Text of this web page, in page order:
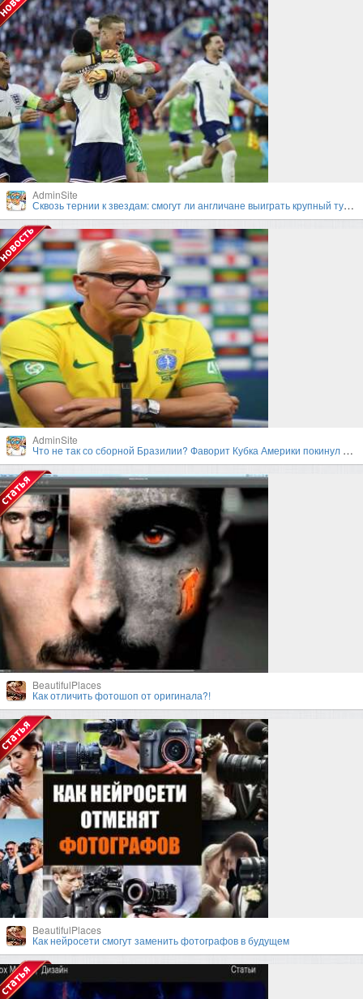
AdminSite
Сквозь тернии к звездам: смогут ли англичане выиграть крупный турнир под руководством Гарета Саутгейта?
AdminSite
Что не так со сборной Бразилии? Фаворит Кубка Америки покинул турнир в первом раунде плей-офф
BeautifulPlaces
Как отличить фотошоп от оригинала?!
BeautifulPlaces
Как нейросети смогут заменить фотографов в будущем